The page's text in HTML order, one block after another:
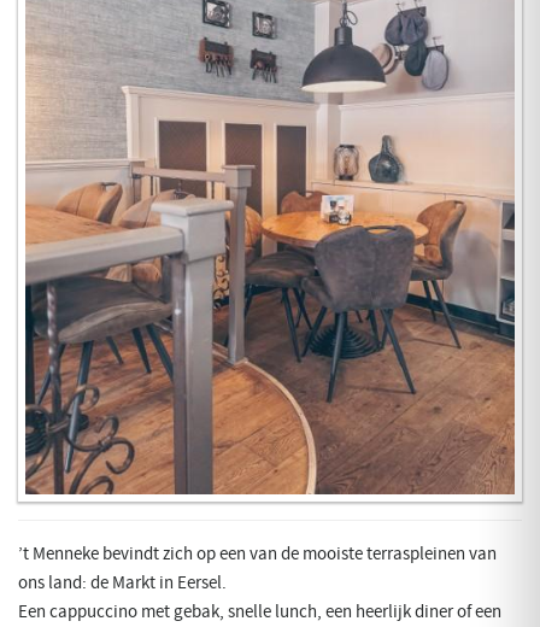
’t Menneke bevindt zich op een van de mooiste terraspleinen van
ons land: de Markt in Eersel.
Een cappuccino met gebak, snelle lunch, een heerlijk diner of een